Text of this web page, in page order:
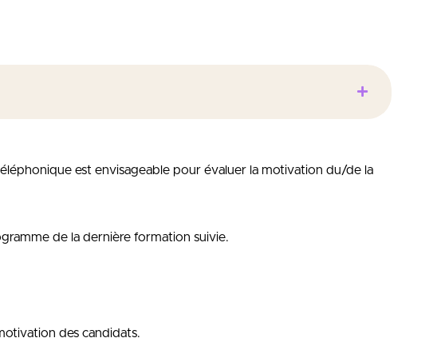
est envisageable pour évaluer la motivation du/de la
de la dernière formation suivie.
des candidats.